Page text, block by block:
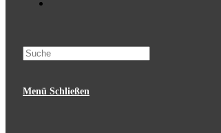
Menü Schließen